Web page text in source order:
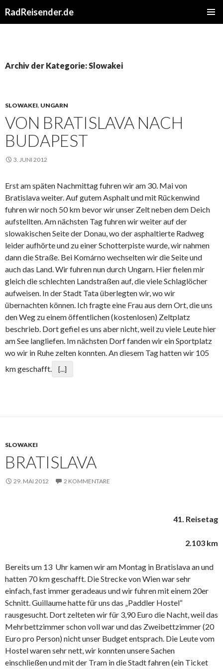
RadReisender.de
Archiv der Kategorie: Slowakei
SLOWAKEI, UNGARN
VON BRATISLAVA NACH
BUDAPEST
3. JUNI 2012
Erst am späten Nachmittag fuhren wir am 30. Mai von
Bratislava weiter. Auf gutem Asphalt und mit Rückenwind
fuhren wir noch 50 km bevor wir unser Zelt neben dem Deich
aufstellten. Am nächsten Tag fuhren wir weiter auf der
slowakischen Seite der Donau, wo der asphaltierte Radweg
leider aufhörte und zu einer Schotterpiste wurde, wir nahmen
dann die Straße. Bei Komárno wechselten wir die Seite und
auch das Land. Wir fuhren nun durch Ungarn. Hier fielen mir
gleich die schlechten Landstraßen auf, die viele Schlaglöcher
aufweisen. In der Stadt Tata überlegten wir, wo wir
übernachten können. Ich fragte eine Frau aus dem Ort, die uns
den Weg zu einem öffentlichen (kostenlosen) Zeltplatz
beschrieb. Dort gefiel es uns aber nicht, weil zu viele Leute hier
am See langliefen. Im nächsten Dorf fanden wir ein Sportplatz
wo wir in Ruhe zelten konnten. An diesem Tag hatten wir 105
km geschafft.
[...]
SLOWAKEI
BRATISLAVA
29. MAI 2012 2 KOMMENTARE
41. Reisetag
2.103 km
Bereits um 13 Uhr kamen wir am Montag in Bratislava an und
hatten 70 km geschafft. Die Strecke von Wien war sehr
einfach, fast immer geradeaus und wir fuhren mit einem 20er
Schnitt. Guillaume hatte für uns das „Paddler Hostel“
rausgesucht. Dort zelteten wir für 3,90 Euro die Nacht, weil das
Mehrbettzimmer schon voll war und das Zweibettzimmer (20
Euro pro Person) nicht unser Budget entsprach. Die Leute vom
Hostel waren sehr nett, wir konnten unsere Sachen
einschließen und mit der Tram in die Stadt fahren (ein Ticket